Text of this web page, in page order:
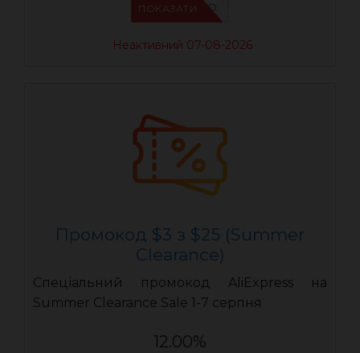
IFP6ES4O
ПОКАЗАТИ
Неактивний 07-08-2026
Промокод $3 з $25 (Summer
Clearance)
Спеціальний промокод AliExpress на
Summer Clearance Sale 1-7 серпня
12.00%